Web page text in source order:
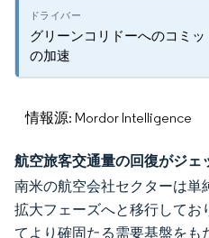
グリーンコリドーへのコミ
の加速
情報源: Mordor Intelligence
航空旅客交通量の回復がジェ
南米の航空会社セクターは単
拡大フェーズへと移行してお
てより確固たる需要基盤をも